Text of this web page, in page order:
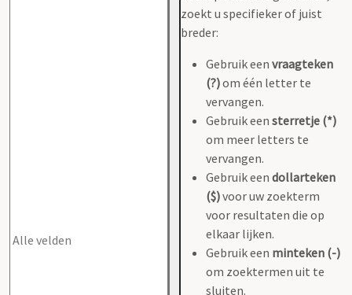
zoekt u specifieker of juist
breder:
Gebruik een vraagteken
(?)om één letter te
vervangen.
Gebruik een sterretje (*)
om meer letters te
vervangen.
Gebruik een dollarteken
($)voor uw zoekterm
voor resultaten die op
elkaar lijken.
Gebruik een minteken (-)
om zoektermen uit te
sluiten.